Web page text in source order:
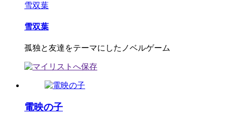
雪双葉
雪双葉
孤独と友達をテーマにしたノベルゲーム
電映の子